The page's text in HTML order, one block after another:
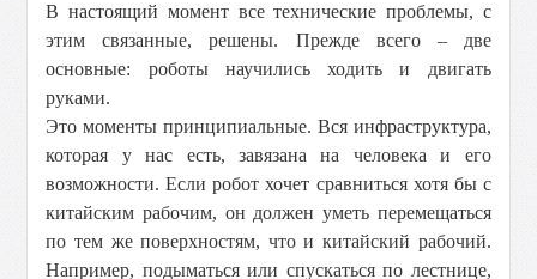
В настоящий момент все технические проблемы, с
этим связанные, решены. Прежде всего – две
основные: роботы научились ходить и двигать
руками.
Это моменты принципиальные. Вся инфраструктура,
которая у нас есть, завязана на человека и его
возможности. Если робот хочет сравниться хотя бы с
китайским рабочим, он должен уметь перемещаться
по тем же поверхностям, что и китайский рабочий.
Например, подыматься или спускаться по лестнице,